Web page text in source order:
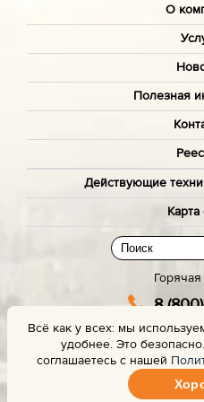
О
Полезная
Действующие
Карта
8
(звонок
Заказать
Задать
Всё как у всех: мы
удобнее. Это
соглашаетесь с нашей